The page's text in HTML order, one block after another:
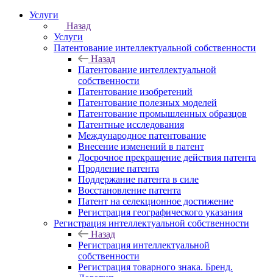
Услуги
Назад
Услуги
Патентование интеллектуальной собственности
Назад
Патентование интеллектуальной
собственности
Патентование изобретений
Патентование полезных моделей
Патентование промышленных образцов
Патентные исследования
Международное патентование
Внесение изменений в патент
Досрочное прекращение действия патента
Продление патента
Поддержание патента в силе
Восстановление патента
Патент на селекционное достижение
Регистрация географического указания
Регистрация интеллектуальной собственности
Назад
Регистрация интеллектуальной
собственности
Регистрация товарного знака. Бренд.